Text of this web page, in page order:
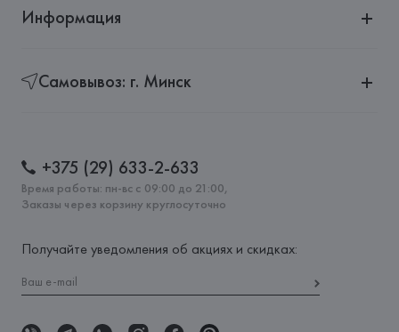
Информация
Самовывоз: г. Минск
+375 (29) 633-2-633
Время работы: пн-вс с 09:00 до 21:00,
Заказы через корзину круглосуточно
Получайте уведомления об акциях и скидках: